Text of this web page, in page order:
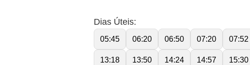
Dias Úteis:
05:45 06:20 06:50 07:20 07:52
13:18 13:50 14:24 14:57 15:30